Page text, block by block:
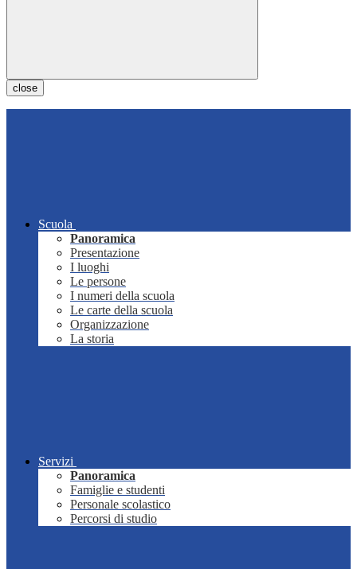
close
Scuola
Panoramica
Presentazione
I luoghi
Le persone
I numeri della scuola
Le carte della scuola
Organizzazione
La storia
Servizi
Panoramica
Famiglie e studenti
Personale scolastico
Percorsi di studio